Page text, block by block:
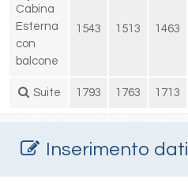
Cabina
Esterna
con
balcone
1543 1513 1463
Suite 1793 1763 1713
Inserimento dati